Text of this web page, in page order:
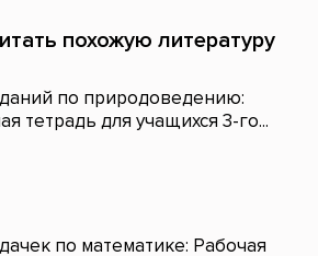
похожую литературу
по природоведению:
тетрадь для учащихся 3-го...
по математике: Рабочая